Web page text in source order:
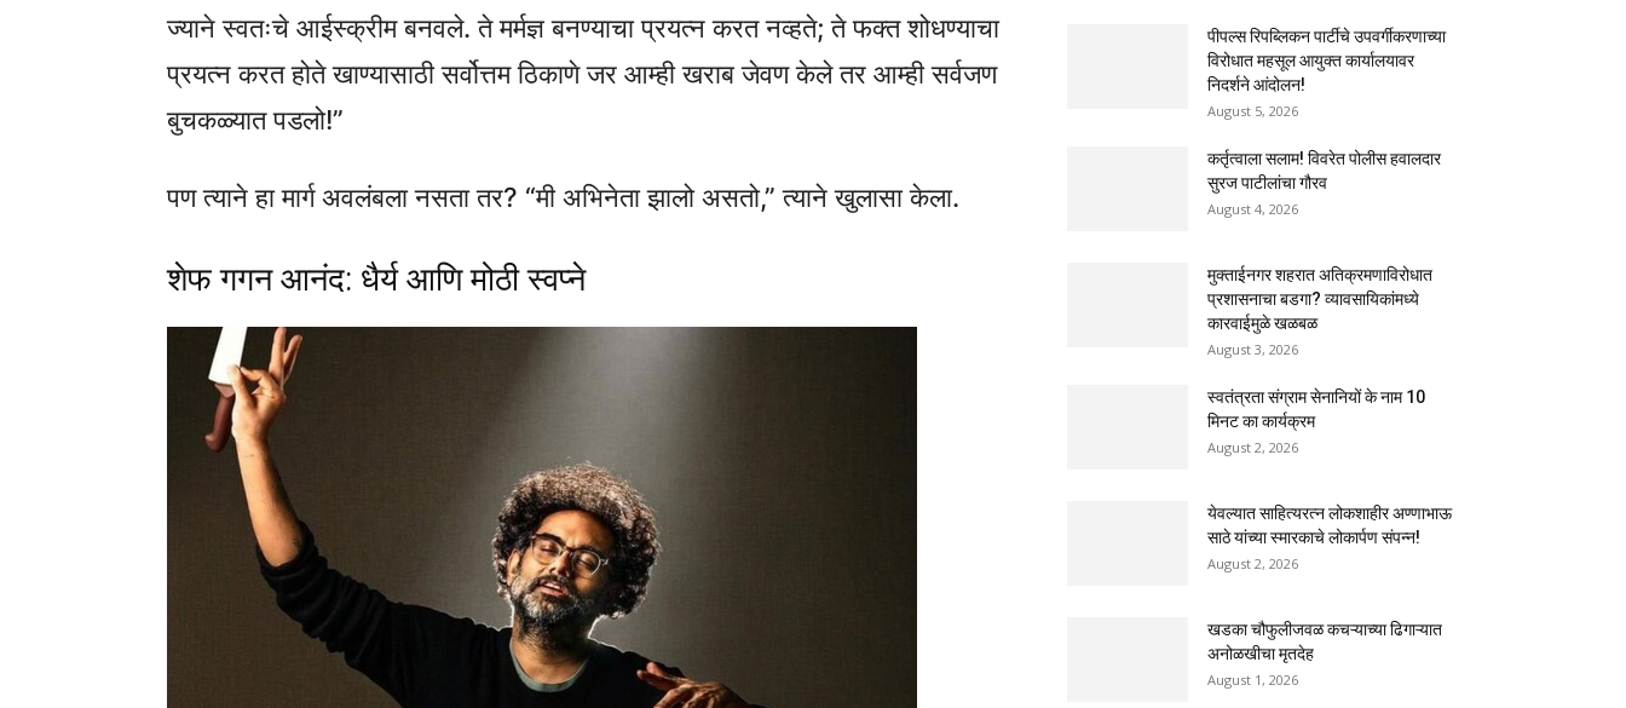
ज्याने स्वतःचे आईस्क्रीम बनवले. ते मर्मज्ञ बनण्याचा प्रयत्न करत नव्हते; ते फक्त शोधण्याचा
प्रयत्न करत होते खाण्यासाठी सर्वोत्तम ठिकाणे जर आम्ही खराब जेवण केले तर आम्ही सर्वजण
बुचकळ्यात पडलो!”
पण त्याने हा मार्ग अवलंबला नसता तर? “मी अभिनेता झालो असतो,” त्याने खुलासा केला.
शेफ गगन आनंद: धैर्य आणि मोठी स्वप्ने
पीपल्स रिपब्लिकन पार्टीचे उपवर्गीकरणाच्या
विरोधात महसूल आयुक्त कार्यालयावर
निदर्शने आंदोलन!
August 5, 2026
कर्तृत्वाला सलाम! विवरेत पोलीस हवालदार
सुरज पाटीलांचा गौरव
August 4, 2026
मुक्ताईनगर शहरात अतिक्रमणाविरोधात
प्रशासनाचा बडगा? व्यावसायिकांमध्ये
कारवाईमुळे खळबळ
August 3, 2026
स्वतंत्रता संग्राम सेनानियों के नाम 10
मिनट का कार्यक्रम
August 2, 2026
येवल्यात साहित्यरत्न लोकशाहीर अण्णाभाऊ
साठे यांच्या स्मारकाचे लोकार्पण संपन्न!
August 2, 2026
खडका चौफुलीजवळ कचऱ्याच्या ढिगाऱ्यात
अनोळखीचा मृतदेह
August 1, 2026